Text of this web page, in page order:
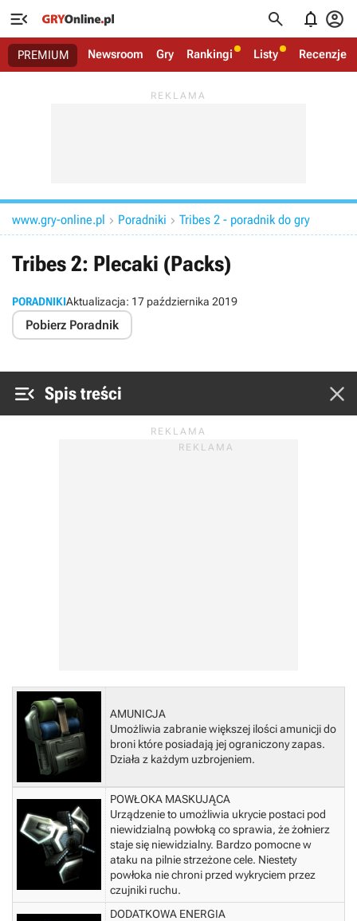
   
PREMIUM Newsroom Gry Rankingi Listy Recenzje
www.gry-online.pl  Poradniki  Tribes 2 - poradnik do gry
Tribes 2: Plecaki (Packs)
PORADNIKIAktualizacja: 17 października 2019
Pobierz Poradnik
 Spis treści 
AMUNICJA
Umożliwia zabranie większej ilości amunicji do
broni które posiadają jej ograniczony zapas.
Działa z każdym uzbrojeniem.
POWŁOKA MASKUJĄCA
Urządzenie to umożliwia ukrycie postaci pod
niewidzialną powłoką co sprawia, że żołnierz
staje się niewidzialny. Bardzo pomocne w
ataku na pilnie strzeżone cele. Niestety
powłoka nie chroni przed wykryciem przez
czujniki ruchu.
DODATKOWA ENERGIA